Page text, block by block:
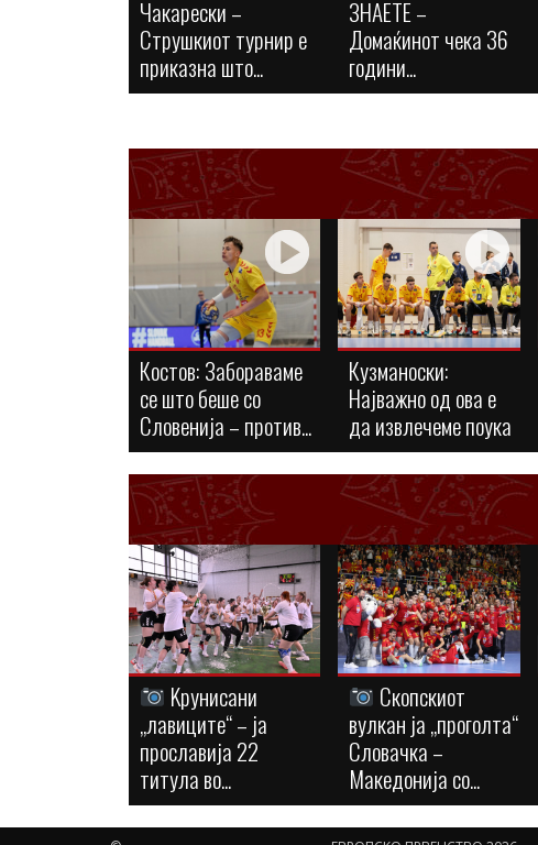
Чакарески –
Струшкиот турнир е
приказна што...
ЗНАЕТЕ –
Домаќинот чека 36
години...
Костов: Забораваме
се што беше со
Словенија – против...
Кузманоски:
Најважно од ова е
да извлечеме поука
Kрунисани
„лавиците“ – ја
прославија 22
титула во...
Скопскиот
вулкан ја „проголта“
Словачка –
Македонија со...